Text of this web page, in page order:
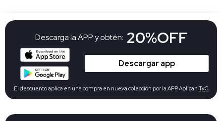
Descarga la APP y obtén: 20%OFF
Descargar app
El descuento aplica en una compra en nueva colección por la APP Aplican TyC